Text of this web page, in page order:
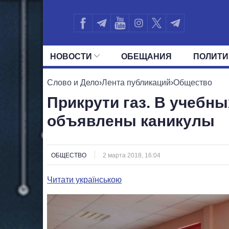
НОВОСТИ ОБЕЩАНИЯ
ВСЕ ПОЛИТИКИ ПРЕЗИДЕНТ И
Слово и Дело›Лента публикаций›Общество
Прикрути газ. В
объявлены каникулы
ОБЩЕСТВО 2 марта 2018, 16:04
Читати українською